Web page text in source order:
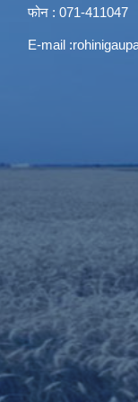
फोन : 071-411047
E-mail :